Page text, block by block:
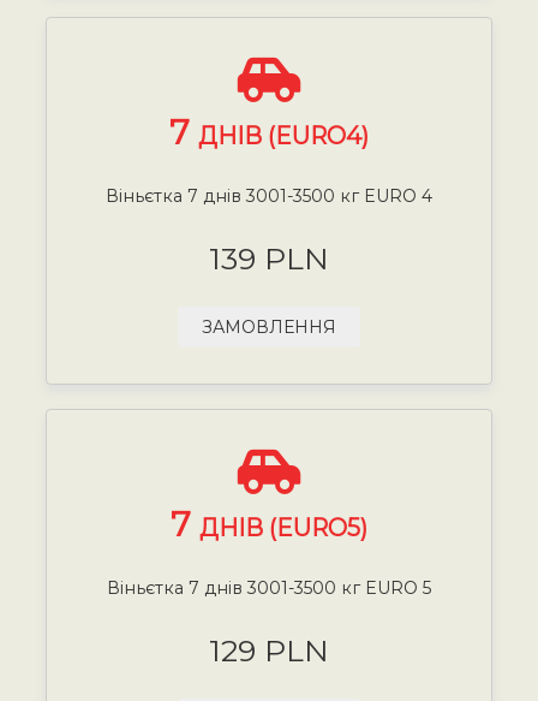
7 ДНІВ (EURO4)
Віньєтка 7 днів 3001-3500 кг EURO 4
139 PLN
ЗАМОВЛЕННЯ
7 ДНІВ (EURO5)
Віньєтка 7 днів 3001-3500 кг EURO 5
129 PLN